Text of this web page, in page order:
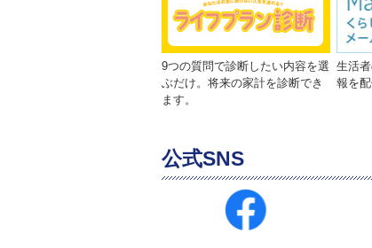
9つの質問で診断したい内容を選
ぶだけ。将来の家計を診断でき
ます。
生活
報を
公式SNS